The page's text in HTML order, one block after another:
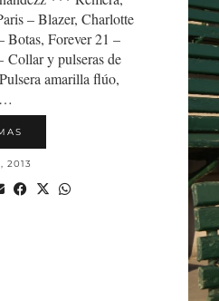
– Blazer, Charlotte
Botas, Forever 21 –
Collar y pulseras de
amarilla flúo,
2013